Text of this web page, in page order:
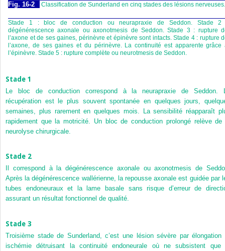
Fig. 16-2 Classification de Sunderland en cinq stades des lésions nerveuses.
Stade 1 : bloc de conduction ou neurapraxie de Seddon. Stade 2
dégénérescence axonale ou axonotmesis de Seddon. Stade 3 : rupture
l’axone et de ses gaines, périnèvre et épinèvre sont intacts. Stade 4 : rupture
l’axone, de ses gaines et du périnèvre. La continuité est apparente grâce
l’épinèvre. Stade 5 : rupture complète ou neurotmesis de Seddon.
Stade 1
Le bloc de conduction correspond à la neurapraxie de Seddon.
récupération est le plus souvent spontanée en quelques jours,
semaines, plus rarement en quelques mois. La sensibilité réapparaît
rapidement que la motricité. Un bloc de conduction prolongé relève de
neurolyse chirurgicale.
Stade 2
Il correspond à la dégénérescence axonale ou axonotmesis de
Après la dégénérescence wallérienne, la repousse axonale est guidée par
tubes endoneuraux et la lame basale sans risque d’erreur de
assurant un résultat fonctionnel de qualité.
Stade 3
Troisième stade de Sunderland, c’est une lésion sévère par élongation
ischémie détruisant la continuité endoneurale où ne subsistent que